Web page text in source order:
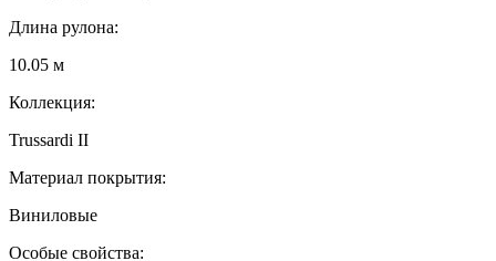
Длина рулона:
10.05 м
Коллекция:
Trussardi II
Материал покрытия:
Виниловые
Особые свойства: